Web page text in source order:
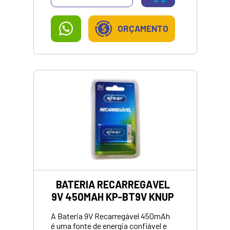
ORÇAMENTO
BATERIA RECARREGAVEL
9V 450MAH KP-BT9V KNUP
A Bateria 9V Recarregável 450mAh
é uma fonte de energia confiável e